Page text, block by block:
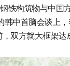
铁构筑物与中国
中首脑会谈上
双方就大框架达